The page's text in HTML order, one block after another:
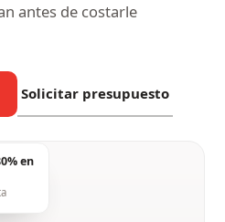
minutos, sin integración de
Solicitar presupuesto
EN